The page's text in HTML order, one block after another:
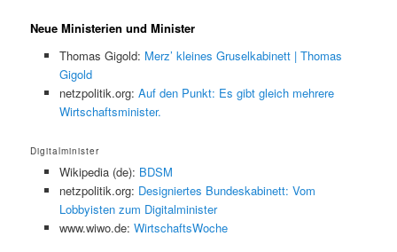
Neue Ministerien und Minister
Thomas Gigold: Merz’ kleines Gruselkabinett | Thomas
Gigold
netzpolitik.org: Auf den Punkt: Es gibt gleich mehrere
Wirtschaftsminister.
Digitalminister
Wikipedia (de): BDSM
netzpolitik.org: Designiertes Bundeskabinett: Vom
Lobbyisten zum Digitalminister
www.wiwo.de: WirtschaftsWoche